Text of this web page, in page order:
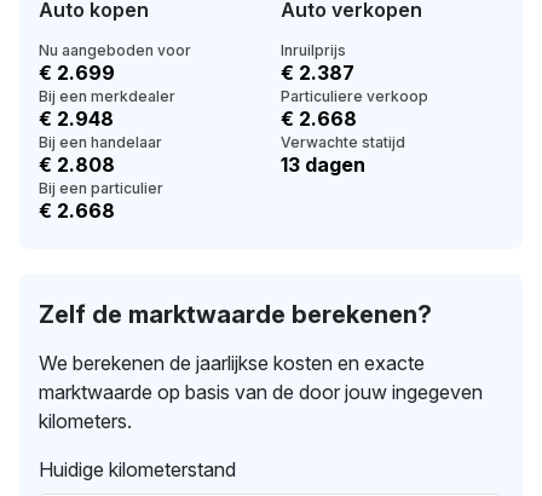
Auto kopen
Nu aangeboden voor
€ 2.699
Bij een merkdealer
€ 2.948
Bij een handelaar
€ 2.808
Bij een particulier
€ 2.668
Auto verkopen
Inruilprijs
€ 2.387
Particuliere verkoop
€ 2.668
Verwachte statijd
13 dagen
Zelf de marktwaarde berekenen?
We berekenen de jaarlijkse kosten en exacte
marktwaarde op basis van de door jouw ingegeven
kilometers.
Huidige kilometerstand